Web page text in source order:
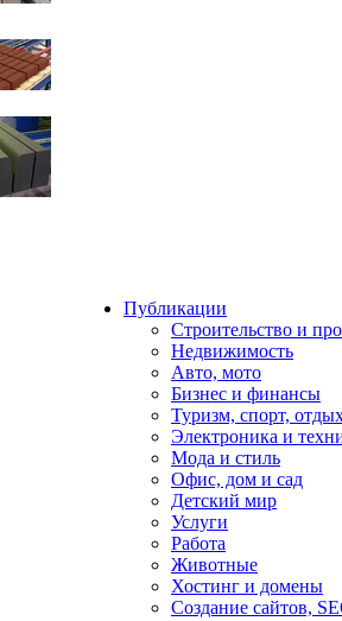
Публикации
Строительство и
Недвижимость
Авто, мото
Бизнес и финансы
Туризм, спорт,
Электроника и
Мода и стиль
Офис, дом и cад
Детский мир
Услуги
Работа
Животные
Хостинг и домены
Создание сайтов,